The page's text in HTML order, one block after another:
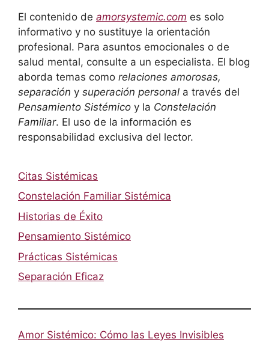
El contenido de amorsystemic.com es solo
informativo y no sustituye la orientación
profesional. Para asuntos emocionales o de
salud mental, consulte a un especialista. El blog
aborda temas como relaciones amorosas,
separación y superación personal a través del
Pensamiento Sistémico y la Constelación
Familiar. El uso de la información es
responsabilidad exclusiva del lector.
Citas Sistémicas
Constelación Familiar Sistémica
Historias de Éxito
Pensamiento Sistémico
Prácticas Sistémicas
Separación Eficaz
Amor Sistémico: Cómo las Leyes Invisibles